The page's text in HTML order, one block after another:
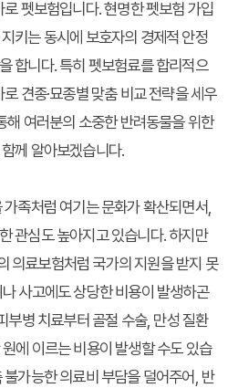
펫보험입니다. 현명한 펫보험 가입
키는 동시에 보호자의 경제적 안정
합니다. 특히 펫보험료를 합리적으
견종·묘종별 맞춤 비교 전략을 세우
해 여러분의 소중한 반려동물을 위한
께 알아보겠습니다.
족처럼 여기는 문화가 확산되면서,
관심도 높아지고 있습니다. 하지만
의료보험처럼 국가의 지원을 받지 못
사고에도 상당한 비용이 발생하곤
부병 치료부터 골절 수술, 만성 질환
에 이르는 비용이 발생할 수도 있습
가능한 의료비 부담을 덜어주어, 반